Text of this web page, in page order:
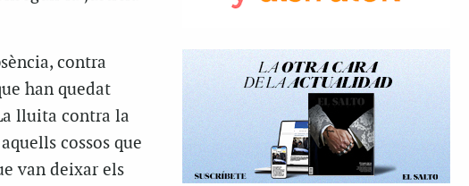
contra
han quedat
lluita contra la
cossos que
van deixar els